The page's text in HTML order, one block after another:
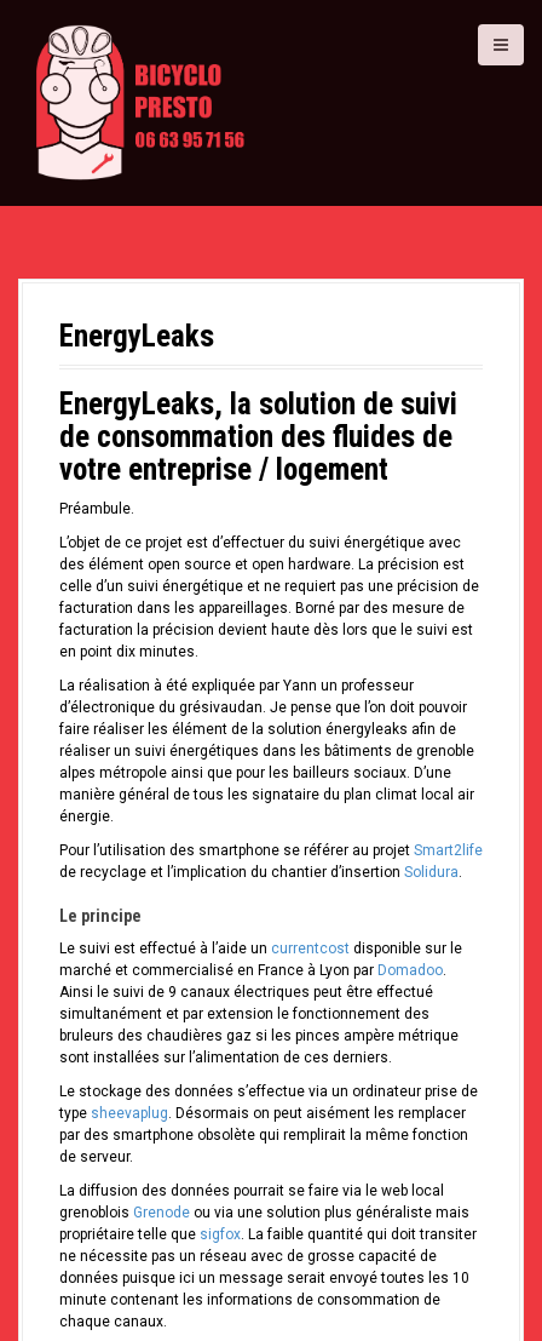
n
EnergyLeaks
EnergyLeaks, la solution de suivi
de consommation des fluides de
votre entreprise / logement
Préambule.
L’objet de ce projet est d’effectuer du suivi énergétique avec
des élément open source et open hardware. La précision est
celle d’un suivi énergétique et ne requiert pas une précision de
facturation dans les appareillages. Borné par des mesure de
facturation la précision devient haute dès lors que le suivi est
en point dix minutes.
La réalisation à été expliquée par Yann un professeur
d’électronique du grésivaudan. Je pense que l’on doit pouvoir
faire réaliser les élément de la solution énergyleaks afin de
réaliser un suivi énergétiques dans les bâtiments de grenoble
alpes métropole ainsi que pour les bailleurs sociaux. D’une
manière général de tous les signataire du plan climat local air
énergie.
Pour l’utilisation des smartphone se référer au projet Smart2life
de recyclage et l’implication du chantier d’insertion Solidura.
Le principe
Le suivi est effectué à l’aide un currentcost disponible sur le
marché et commercialisé en France à Lyon par Domadoo.
Ainsi le suivi de 9 canaux électriques peut être effectué
simultanément et par extension le fonctionnement des
bruleurs des chaudières gaz si les pinces ampère métrique
sont installées sur l’alimentation de ces derniers.
Le stockage des données s’effectue via un ordinateur prise de
type sheevaplug. Désormais on peut aisément les remplacer
par des smartphone obsolète qui remplirait la même fonction
de serveur.
La diffusion des données pourrait se faire via le web local
grenoblois Grenode ou via une solution plus généraliste mais
propriétaire telle que sigfox. La faible quantité qui doit transiter
ne nécessite pas un réseau avec de grosse capacité de
données puisque ici un message serait envoyé toutes les 10
minute contenant les informations de consommation de
chaque canaux.